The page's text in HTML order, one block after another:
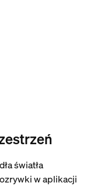
światła
w aplikacji